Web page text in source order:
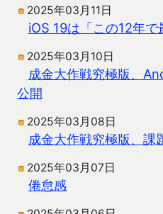
2025年03月11日
iOS 19は「この12年で
2025年03月10日
成金大作戦究極版、
公開
2025年03月08日
成金大作戦究極版、課
2025年03月07日
倦怠感